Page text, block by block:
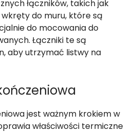
łączników, takich jak
do muru, które są
do mocowania do
Łączniki te są
aby utrzymać listwy na
jest ważnym krokiem w
właściwości termiczne